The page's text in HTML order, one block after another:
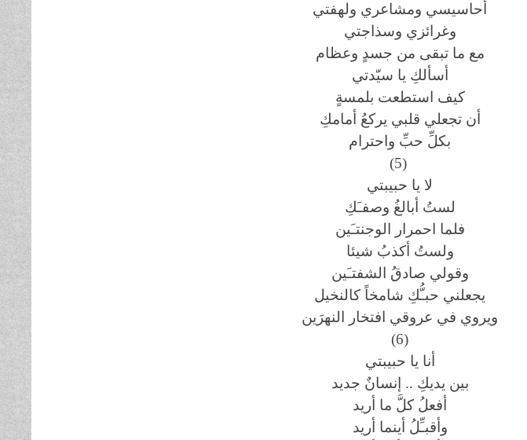
أحاسيسي ومشاعري ولهفتي
وغرائزي وسذاجتي
مع ما تبقى من جسدٍ وعظام
أسألكِ يا سيّدتي
كيف استطعت بلمسةٍ
أن تجعلي قلبي يركعُ أمامكِ
بكلِّ حبِّ واحترام
(5)
لا يا حبيبتي
لستُ أبالغُ وصفـَكِ
فلما احمرار الوجنتـَين
ولستُ أكذبُ شيئا
وقولي صادقُ الشفتـَين
يجعلني حبـُّكِ شامخاً كالنخيل
ويروي في عروقي افتخار النهرَين
(6)
أنا يا حبيبتي
بين يديكِ .. إنسانٌ جديد
أفعلُ كلَّ ما أريد
وأقبـِّلُ أينما أريد